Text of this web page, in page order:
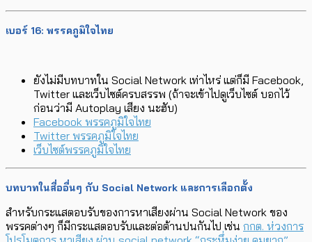
เบอร์ 16: พรรคภูมิใจไทย
ยังไม่มีบทบาทใน Social Network เท่าไหร่ แต่ก็มี Facebook,
Twitter และเว็บไซต์ครบสรรพ (ถ้าจะเข้าไปดูเว็บไซต์ บอกไว้
ก่อนว่ามี Autoplay เสียง นะฮับ)
Facebook พรรคภูมิใจไทย
Twitter พรรคภูมิใจไทย
เว็บไซต์พรรคภูมิใจไทย
บทบาทในสื่ออื่นๆ กับ Social Network และการเลือกตั้ง
สำหรับกระแสตอบรับของการหาเสียงผ่าน Social Network ของ
พรรคต่างๆ ก็มีกระแสตอบรับและต่อต้านปนกันไป เช่น กกต. ห่วงการ